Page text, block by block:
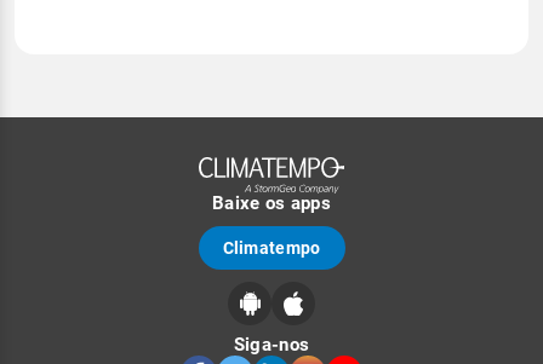
Baixe os apps
Climatempo
Siga-nos